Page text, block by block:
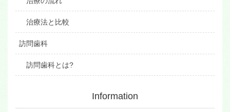
治療法と比較
訪問歯科
訪問歯科とは?
Information